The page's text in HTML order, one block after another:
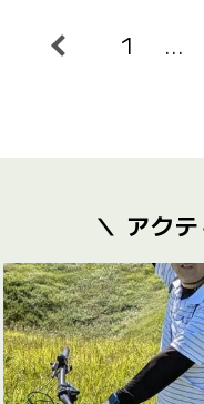
1 …
＼ アク